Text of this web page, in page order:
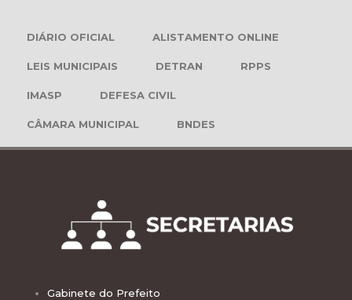
DIÁRIO OFICIAL ALISTAMENTO ONLINE
LEIS MUNICIPAIS DETRAN RPPS
IMASP DEFESA CIVIL
CÂMARA MUNICIPAL BNDES
Gabinete do Prefeito